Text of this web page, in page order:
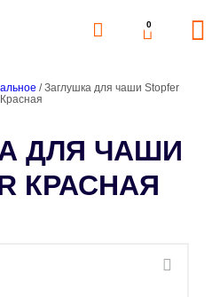
0
/ Заглушка для чаши Stopfer
Красная
ДЛЯ ЧАШИ
КРАСНАЯ